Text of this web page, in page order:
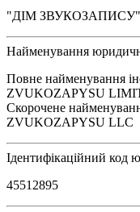
"ДІМ ЗВУКОЗАПИСУ"
Найменування
Повне найменування
ZVUKOZAPYSU
Скорочене
ZVUKOZAPYSU LLC
Ідентифікаційний код
45512895